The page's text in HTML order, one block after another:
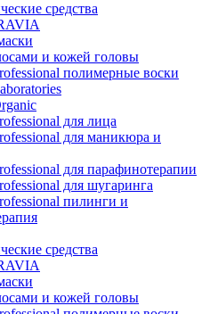
средства
и кожей головы
полимерные воски
для лица
для маникюра и
для парафинотерапии
для шугаринга
пилинги и
средства
и кожей головы